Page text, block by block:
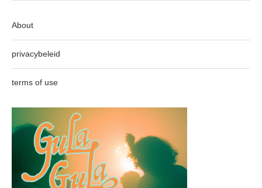
About
privacybeleid
terms of use